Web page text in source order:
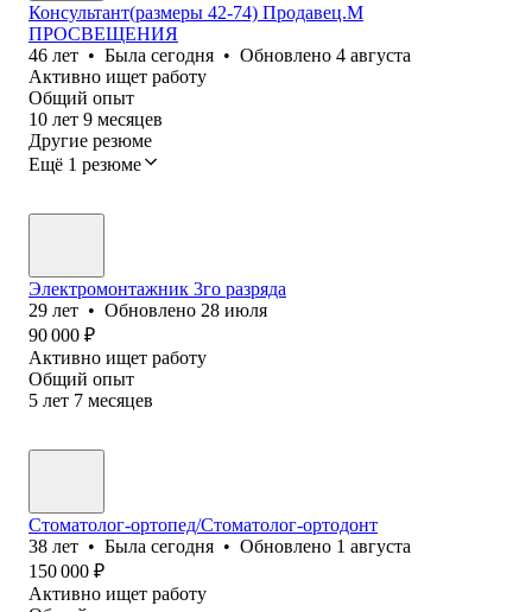
Консультант(размеры 42-74) Продавец.М
ПРОСВЕЩЕНИЯ
46 лет • Была сегодня • Обновлено 4 августа
Активно ищет работу
Общий опыт
10 лет 9 месяцев
Другие резюме
Ещё 1 резюме
Электромонтажник 3го разряда
29 лет • Обновлено 28 июля
90 000 ₽
Активно ищет работу
Общий опыт
5 лет 7 месяцев
Стоматолог-ортопед/Стоматолог-ортодонт
38 лет • Была сегодня • Обновлено 1 августа
150 000 ₽
Активно ищет работу